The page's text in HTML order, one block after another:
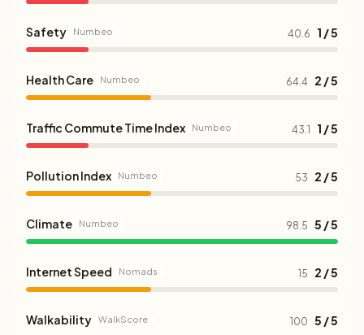
Safety Numbeo 40.6 1 / 5
Health Care Numbeo 64.4 2 / 5
Traffic Commute Time Index Numbeo 43.1 1 / 5
Pollution Index Numbeo 53 2 / 5
Climate Numbeo 98.5 5 / 5
Internet Speed Nomads 15 2 / 5
Walkability WalkScore 100 5 / 5